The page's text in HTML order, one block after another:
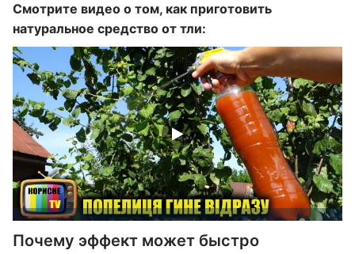
Смотрите видео о том, как приготовить
натуральное средство от тли:
Почему эффект может быстро